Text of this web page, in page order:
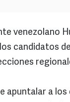
venezolano
candidatos
apuntalar a